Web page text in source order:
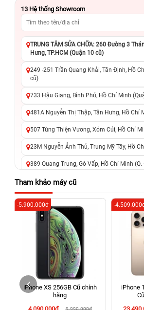
13 Hệ thống Showroom
TRUNG TÂM SỬA CHỮA: 260 Đường 3
Hưng, TP.HCM (Quận 10 cũ)
249 -251 Trần Quang Khải, Tân Định, Hồ
cũ)
733 Hậu Giang, Bình Phú, Hồ Chí Minh
481A Nguyễn Thị Thập, Tân Hưng, Hồ Chí
507 Tùng Thiện Vương, Xóm Củi, Hồ Chí
23M Nguyễn Ảnh Thủ, Trung Mỹ Tây, Hồ
389 Quang Trung, Gò Vấp, Hồ Chí Minh (Q.
625 - 625A Âu Cơ, Tân Phú, Hồ Chí Minh
326 Lê Văn Việt, Tăng Nhơn Phú, Hồ Chí
Đức cũ)
256 Võ Văn Ngân, Thủ Đức, Hồ Chí Minh
Đức Cũ)
70 Nguyễn An Ninh, Dĩ An, Hồ Chí Minh
24h Vũng Tàu: 162A Ba Cu, Vũng Tàu, Hồ
Tàu cũ)
198 Hoàng Văn Thụ, Tân Sơn Nhất, Hồ
Tham khảo máy cũ
iPhone XS 256GB Cũ chính
hãng
9.990.000đ
-5.900.000đ
iPhone
-